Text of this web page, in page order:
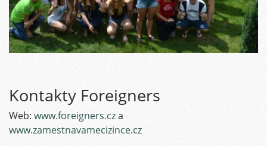
Kontakty Foreigners
Web: www.foreigners.cza
www.zamestnavamecizince.cz